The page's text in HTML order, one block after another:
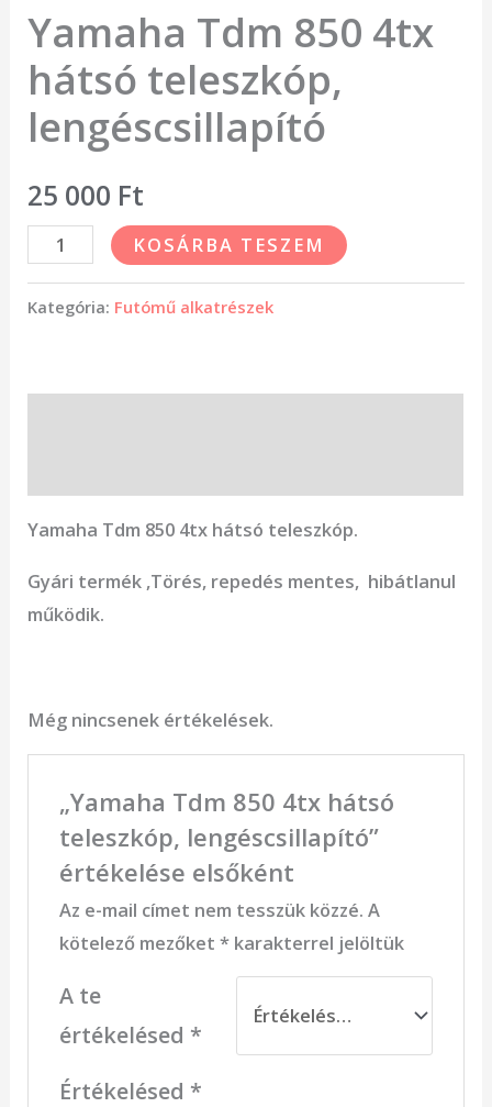
Yamaha Tdm 850 4tx
hátsó teleszkóp,
lengéscsillapító
25 000 Ft
KOSÁRBA TESZEM
Kategória: Futómű alkatrészek
Yamaha Tdm 850 4tx hátsó teleszkóp.
Gyári termék ,Törés, repedés mentes, hibátlanul
működik.
Még nincsenek értékelések.
„Yamaha Tdm 850 4tx hátsó
teleszkóp, lengéscsillapító”
értékelése elsőként
Az e-mail címet nem tesszük közzé. A
kötelező mezőket *karakterrel jelöltük
A te
értékelésed *
Értékelésed *